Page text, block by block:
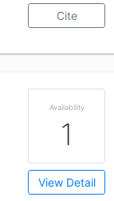
Cite
Availability
1
View Detail